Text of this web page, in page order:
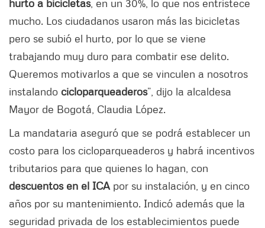
hurto a bicicletas, en un 30%, lo que nos entristece
mucho. Los ciudadanos usaron más las bicicletas
pero se subió el hurto, por lo que se viene
trabajando muy duro para combatir ese delito.
Queremos motivarlos a que se vinculen a nosotros
instalando cicloparqueaderos”, dijo la alcaldesa
Mayor de Bogotá, Claudia López.
La mandataria aseguró que se podrá establecer un
costo para los cicloparqueaderos y habrá incentivos
tributarios para que quienes lo hagan, con
descuentos en el ICA por su instalación, y en cinco
años por su mantenimiento. Indicó además que la
seguridad privada de los establecimientos puede